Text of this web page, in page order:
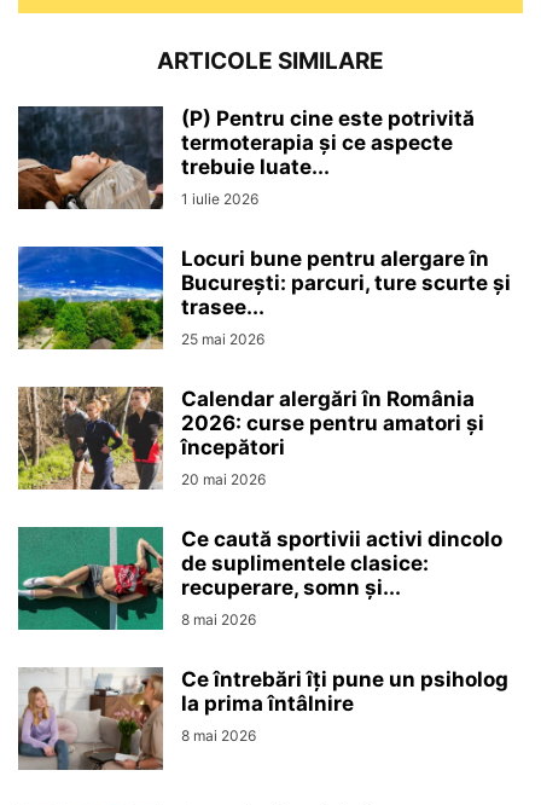
ARTICOLE SIMILARE
(P) Pentru cine este potrivită
termoterapia și ce aspecte
trebuie luate...
1 iulie 2026
Locuri bune pentru alergare în
București: parcuri, ture scurte și
trasee...
25 mai 2026
Calendar alergări în România
2026: curse pentru amatori și
începători
20 mai 2026
Ce caută sportivii activi dincolo
de suplimentele clasice:
recuperare, somn și...
8 mai 2026
Ce întrebări îți pune un psiholog
la prima întâlnire
8 mai 2026